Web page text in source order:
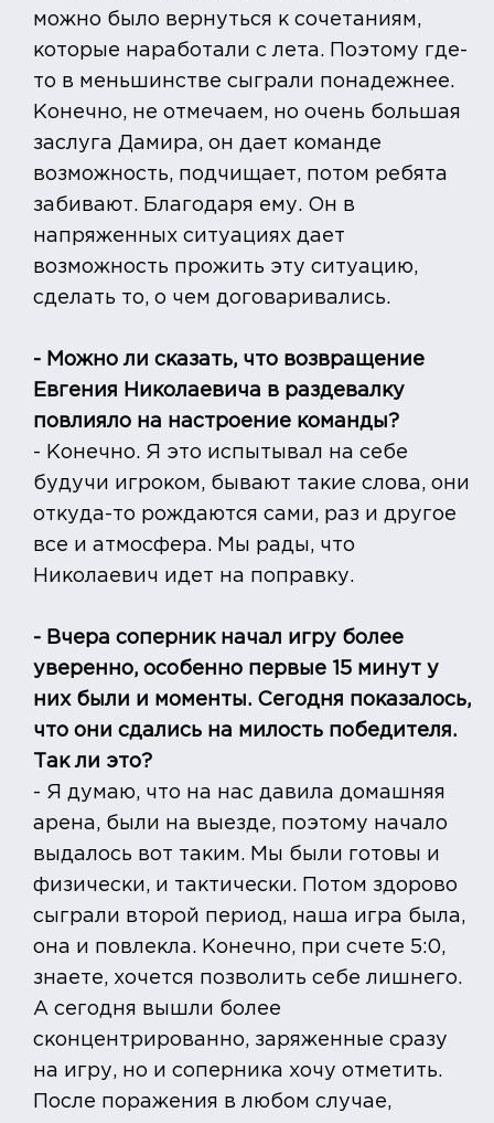
можно было вернуться к сочетаниям,
которые наработали с лета. Поэтому где-
то в меньшинстве сыграли понадежнее.
Конечно, не отмечаем, но очень большая
заслуга Дамира, он дает команде
возможность, подчищает, потом ребята
забивают. Благодаря ему. Он в
напряженных ситуациях дает
возможность прожить эту ситуацию,
сделать то, о чем договаривались.
- Можно ли сказать, что возвращение
Евгения Николаевича в раздевалку
повлияло на настроение команды?
- Конечно. Я это испытывал на себе
будучи игроком, бывают такие слова, они
откуда-то рождаются сами, раз и другое
все и атмосфера. Мы рады, что
Николаевич идет на поправку.
- Вчера соперник начал игру более
уверенно, особенно первые 15 минут у
них были и моменты. Сегодня показалось,
что они сдались на милость победителя.
Так ли это?
- Я думаю, что на нас давила домашняя
арена, были на выезде, поэтому начало
выдалось вот таким. Мы были готовы и
физически, и тактически. Потом здорово
сыграли второй период, наша игра была,
она и повлекла. Конечно, при счете 5:0,
знаете, хочется позволить себе лишнего.
А сегодня вышли более
сконцентрированно, заряженные сразу
на игру, но и соперника хочу отметить.
После поражения в любом случае,